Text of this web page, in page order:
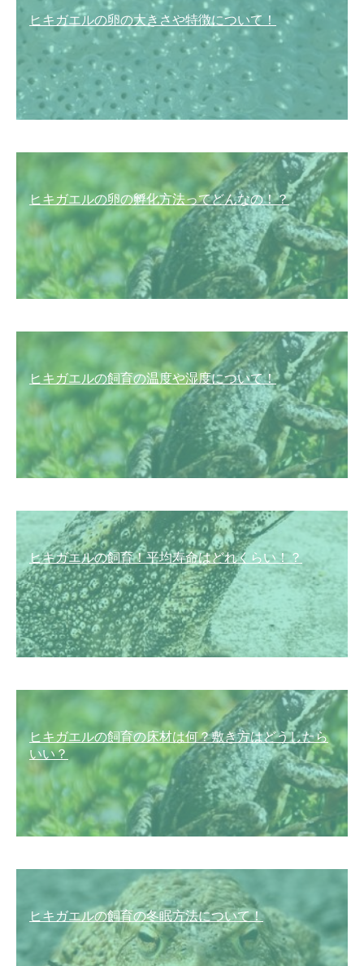
ヒキガエルの卵の大きさや特徴について！
ヒキガエルの卵の孵化方法ってどんなの！？
ヒキガエルの飼育の温度や湿度について！
ヒキガエルの飼育！平均寿命はどれくらい！？
ヒキガエルの飼育の床材は何？敷き方はどうしたら
いい？
ヒキガエルの飼育の冬眠方法について！